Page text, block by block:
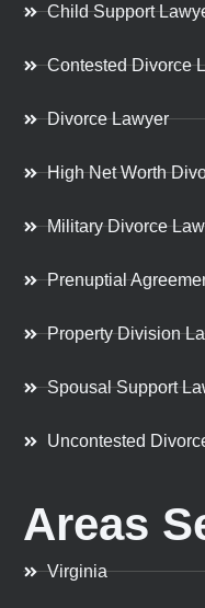
Child Support
Contested Divorce
Divorce Lawyer
High Net Worth
Military Divorce
Prenuptial
Property Division
Spousal Support
Uncontested
Areas
Virginia